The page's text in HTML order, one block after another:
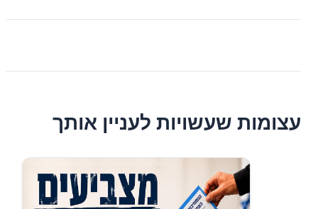
עצומות שעשויות לעניין אותך